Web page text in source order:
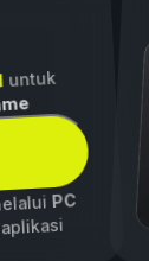
untuk
PC